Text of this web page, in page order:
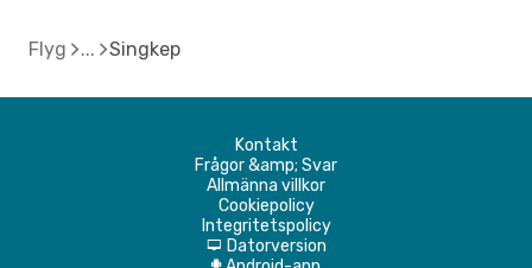
Flyg Singkep
Kontakt
Frågor &amp; Svar
Allmänna villkor
Cookiepolicy
Integritetspolicy
d Datorversion